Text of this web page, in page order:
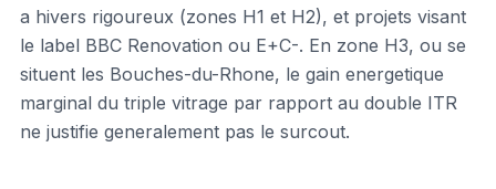
a hivers rigoureux (zones H1 et H2), et projets visant
le label BBC Renovation ou E+C-. En zone H3, ou se
situent les Bouches-du-Rhone, le gain energetique
marginal du triple vitrage par rapport au double ITR
ne justifie generalement pas le surcout.